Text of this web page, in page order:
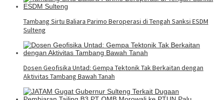
Tambang Sirtu Baliara Parimo Beroperasi di Tengah Sanksi ESDM
Sulteng
Dosen Geofisika Untad: Gempa Tektonik Tak Berkaitan dengan
Aktivitas Tambang Bawah Tanah